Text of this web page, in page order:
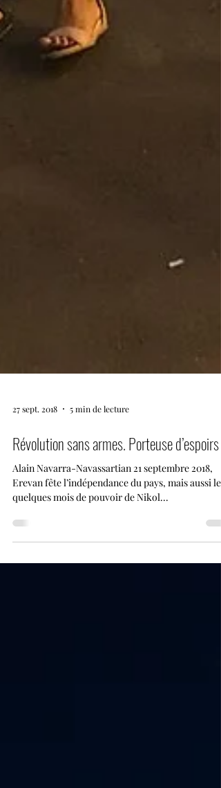
27 sept. 2018 5 min de lecture
Révolution sans armes. Porteuse d’espoirs
Alain Navarra-Navassartian 21 septembre 2018,
Erevan fête l’indépendance du pays, mais aussi les